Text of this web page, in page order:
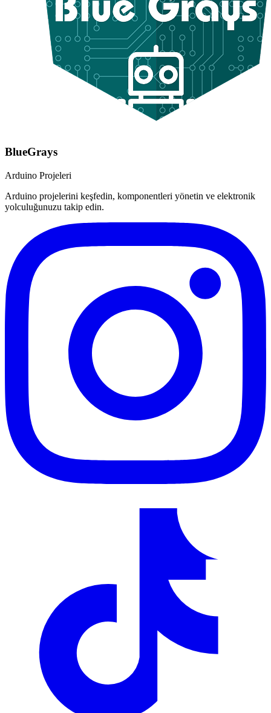
BlueGrays
Arduino Projeleri
Arduino projelerini keşfedin, komponentleri yönetin ve elektronik
yolculuğunuzu takip edin.